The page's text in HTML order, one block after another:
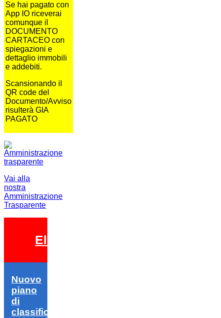
Se hai pagato con
App IO riceverai
comunque il
DOCUMENTO
CARTACEO con
spiegazioni e
dettaglio immobili
e addebiti.
Scansionando il
QR code del
Documento/Avviso
risulterà GIA
PAGATO
Vai alla
nostra
Amministrazione
Trasparente
Elezioni 2026
Nuovo
piano
di
classifica